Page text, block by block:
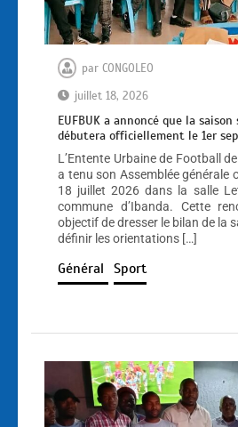
par CONGOLEO
juillet 18, 2026
EUFBUK a annoncé que la
débutera officiellement le 1er
L’Entente Urbaine de Football
a tenu son Assemblée générale
18 juillet 2026 dans la salle
commune d’Ibanda. Cette
objectif de dresser le bilan de la
définir les orientations […]
Général Sport